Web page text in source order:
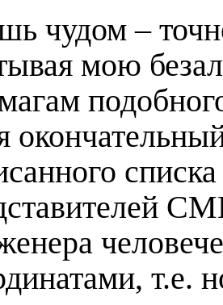
чудом –
мою
т.е.